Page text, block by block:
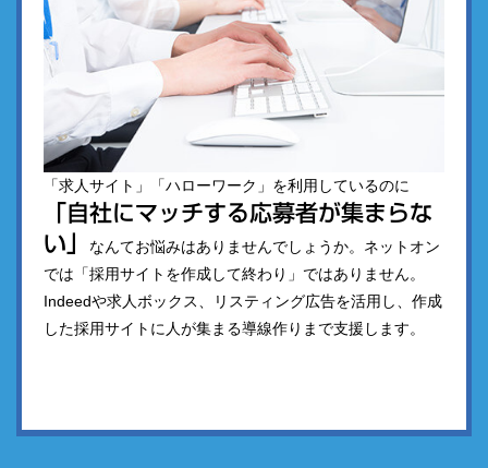
「求人サイト」「ハローワーク」を利用しているのに
「自社にマッチする応募者が集まらな
い」
なんてお悩みはありませんでしょうか。ネットオン
では「採用サイトを作成して終わり」ではありません。
Indeedや求人ボックス、リスティング広告を活用し、作成
した採用サイトに人が集まる導線作りまで支援します。